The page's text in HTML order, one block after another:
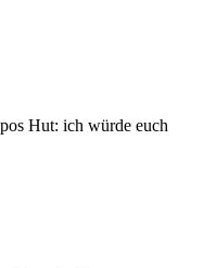
Hut: ich würde euch